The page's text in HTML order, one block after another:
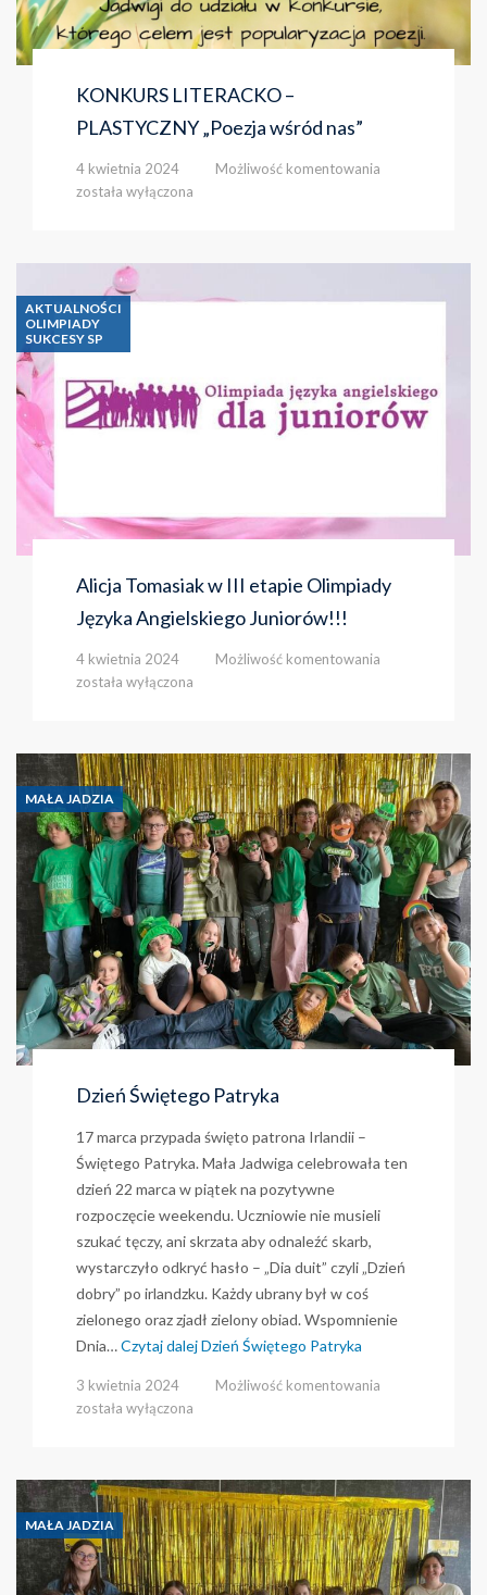
KONKURS LITERACKO –
PLASTYCZNY „Poezja wśród nas”
4 kwietnia 2024 Możliwość komentowania
została wyłączona
AKTUALNOŚCI
OLIMPIADY
SUKCESY SP
Alicja Tomasiak w III etapie Olimpiady
Języka Angielskiego Juniorów!!!
4 kwietnia 2024 Możliwość komentowania
Olimpiady
Języka
Angielskiego
Juniorów!!!
została wyłączona
MAŁA JADZIA
Dzień Świętego Patryka
17 marca przypada święto patrona Irlandii –
Świętego Patryka. Mała Jadwiga celebrowała ten
dzień 22 marca w piątek na pozytywne
rozpoczęcie weekendu. Uczniowie nie musieli
szukać tęczy, ani skrzata aby odnaleźć skarb,
wystarczyło odkryć hasło – „Dia duit” czyli „Dzień
dobry” po irlandzku. Każdy ubrany był w coś
zielonego oraz zjadł zielony obiad. Wspomnienie
Dnia…Czytaj dalejDzień Świętego Patryka
3 kwietnia 2024 Możliwość komentowania
została wyłączona
MAŁA JADZIA